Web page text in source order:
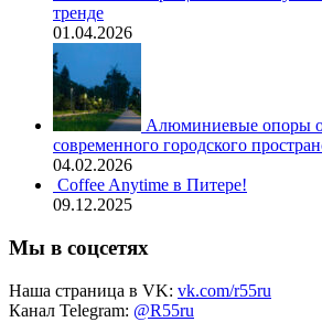
тренде
01.04.2026
Алюминиевые опоры
современного городского
04.02.2026
Coffee Anytime в Питере!
09.12.2025
Мы в соцсетях
Наша страница в VK: vk.com/r55ru
Канал Telegram: @R55ru